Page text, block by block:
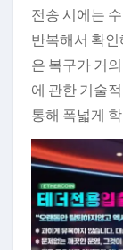
전송 시에는
반복해서 확
은 복구가 거
에 관한 기술
통해 폭넓게